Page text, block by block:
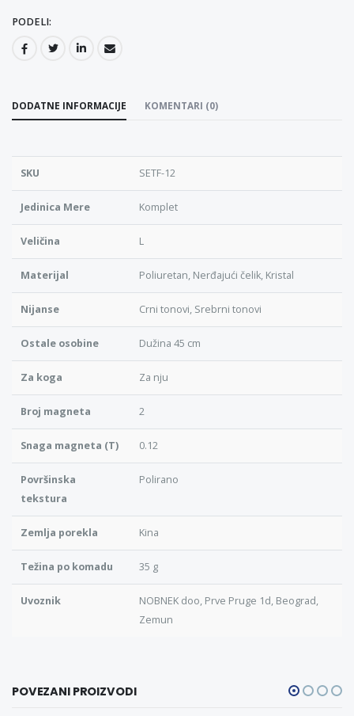
PODELI:
DODATNE INFORMACIJE KOMENTARI (0)
SKU SETF-12
Jedinica Mere Komplet
Veličina L
Materijal Poliuretan, Nerđajući čelik, Kristal
Nijanse Crni tonovi, Srebrni tonovi
Ostale osobine Dužina 45 cm
Za koga Za nju
Broj magneta 2
Snaga magneta (T) 0.12
Površinska
tekstura
Polirano
Zemlja porekla Kina
Težina po komadu 35 g
Uvoznik
NOBNEK doo, Prve Pruge 1d, Beograd,
Zemun
POVEZANI PROIZVODI